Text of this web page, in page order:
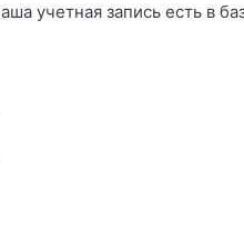
учетная запись есть в